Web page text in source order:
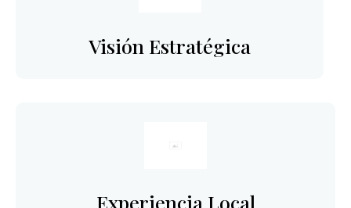
Visión Estratégica
Experiencia Local